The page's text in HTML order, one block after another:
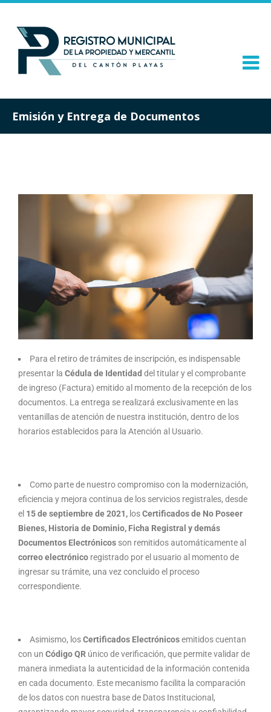
Emisión y Entrega de Documentos
Para el retiro de trámites de inscripción, es indispensable
presentar la Cédula de Identidad del titular y el comprobante
de ingreso (Factura) emitido al momento de la recepción de los
documentos. La entrega se realizará exclusivamente en las
ventanillas de atención de nuestra institución, dentro de los
horarios establecidos para la Atención al Usuario.
Como parte de nuestro compromiso con la modernización,
eficiencia y mejora continua de los servicios registrales, desde
el 15 de septiembre de 2021, losCertificados de No Poseer
Bienes, Historia de Dominio, Ficha Registral y demás
Documentos Electrónicos son remitidos automáticamente al
correo electrónico registrado por el usuario al momento de
ingresar su trámite, una vez concluido el proceso
correspondiente.
Asimismo, losCertificados Electrónicosemitidos cuentan
con un Código QR único de verificación, que permite validar de
manera inmediata la autenticidad de la información contenida
en cada documento. Este mecanismo facilita la comparación
de los datos con nuestra base de Datos Institucional,